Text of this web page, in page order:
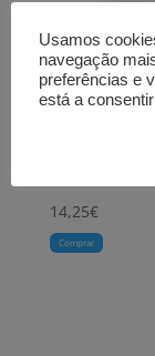
Fraldas
14,25€
Comprar
Usamos
navegação
preferências e
está a